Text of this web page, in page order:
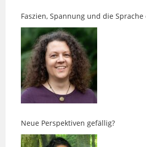
Neue Perspektiven gefällig?